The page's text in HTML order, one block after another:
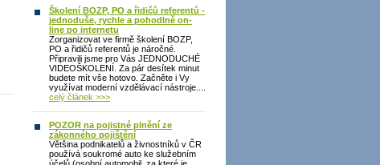
Školení BOZP, PO a řidičů referentů -
jednoduše, rychle a pohodlně on-
line po internetu
Zorganizovat ve firmě školení BOZP,
PO a řidičů referentů je náročné.
Připravili jsme pro Vás JEDNODUCHÉ
VIDEOŠKOLENÍ. Za pár desítek minut
budete mít vše hotovo. Začněte i Vy
využívat moderní vzdělávací nástroje....
celý článek >>>
POZOR na pojistné plnění ze
zákonného pojištění
Většina podnikatelů a živnostníků v ČR
používá soukromé auto ke služebním